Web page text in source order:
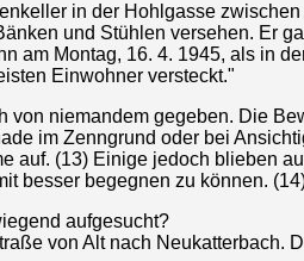
in der Hohlgasse zwischen
und Stühlen versehen. Er
am Montag, 16. 4. 1945, als in
Einwohner versteckt."
von niemandem gegeben. Die
im Zenngrund oder bei
auf. (13) Einige jedoch blieben
besser begegnen zu können.
aufgesucht?
von Alt nach Neukatterbach.